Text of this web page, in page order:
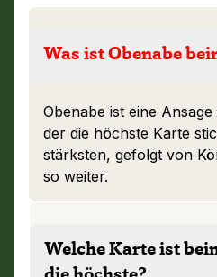
Was ist Obenabe
Obenabe ist eine
der die höchste Karte
stärksten, gefolgt von
so weiter.
Welche Karte ist